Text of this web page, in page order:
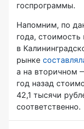
госпрограммы.
Напомним, по
года,
в
рынке
а на вторичном
год назад
42,1 тысячи
соответственно.